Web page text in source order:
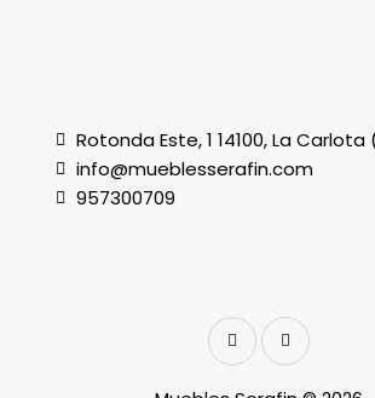
Rotonda Este, 1 14100, La
info@mueblesserafin.com
957300709